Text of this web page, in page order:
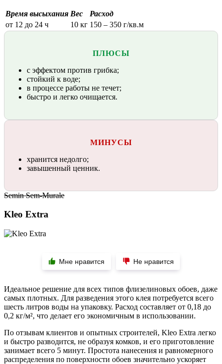
Время высыхания Вес
Расход
от 12 до 24 ч
10 кг 150 – 350 г/кв.м
ПЛЮСЫ
с эффектом против грибка;
стойкий к воде;
в процессе работы не течет;
быстро и легко очищается.
МИНУСЫ
хранится недолго;
завышенный ценник.
Semin Sem-Murale
Kleo Extra
Мне нравится Не нравится
Идеальное решение для всех типов флизелиновых обоев, даже
самых плотных. Для разведения этого клея потребуется всего
шесть литров воды на упаковку. Расход составляет от 0,18 до
0,2 кг/м², что делает его экономичным в использовании.
По отзывам клиентов и опытных строителей, Kleo Extra легко
и быстро разводится, не образуя комков, и его приготовление
занимает всего 5 минут. Простота нанесения и равномерного
распределения по поверхности обоев значительно ускоряет